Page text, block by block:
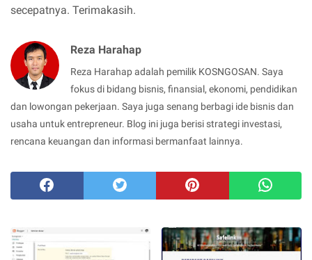
secepatnya. Terimakasih.
Reza Harahap
Reza Harahap adalah pemilik KOSNGOSAN. Saya
fokus di bidang bisnis, finansial, ekonomi, pendidikan
dan lowongan pekerjaan. Saya juga senang berbagi ide bisnis dan
usaha untuk entrepreneur. Blog ini juga berisi strategi investasi,
rencana keuangan dan informasi bermanfaat lainnya.